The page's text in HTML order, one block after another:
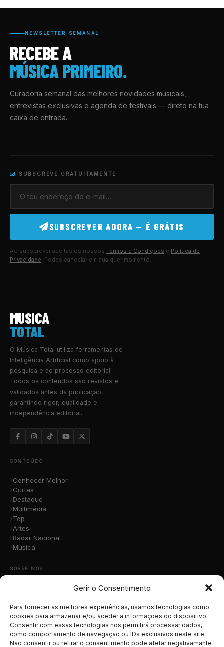
Gerir o Consentimento
Para fornecer as melhores experiências, usamos tecnologias como
cookies para armazenar e/ou aceder a informações do dispositivo.
Consentir com essas tecnologias nos permitirá processar dados,
como comportamento de navegação ou IDs exclusivos neste site.
Não consentir ou retirar o consentimento pode afetar negativamante
NEWSLETTER SEMANAL
RECEBE A
MÚSICA PRIMEIRO.
Curadoria semanal das melhores novidades musicais,
entrevistas exclusivas e agenda de festivais — direto na tua
caixa de entrada.
SUBSCREVE GRATUITAMENTE
SUBSCREVER AGORA — É GRÁTIS
Ao subscrever aceitas os nossos Termos e Condições e Política de
Privacidade. Podes cancelar em qualquer momento.
MUSICA
TOTAL
O Música Total utiliza ferramentas de
Inteligência Artificial como apoio à
pesquisa e ao processo editorial.
Todos os conteúdos são revistos e
validados antes da publicação,
garantindo rigor, qualidade e
independência editorial.
CONTEÚDO
Conhecer Melhor
Curtas
Destaque
Multimédia
Top
Artes
Radar Nacional
Musica
SOBRE NÓS
Contacto
Submete a Tua Música
Publicidade
Apoiar o Projeto